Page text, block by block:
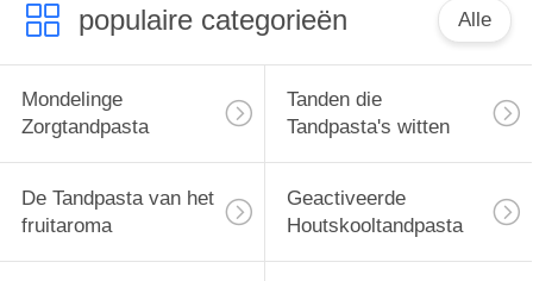
populaire categorieën Alle
Mondelinge
Zorgtandpasta
Tanden die
Tandpasta's witten
De Tandpasta van het
fruitaroma
Geactiveerde
Houtskooltandpasta